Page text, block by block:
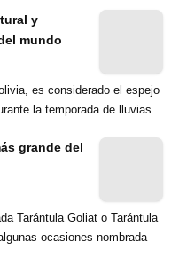
y
mundo
es considerado el espejo
la temporada de lluvias...
grande del
Tarántula Goliat o Tarántula
ocasiones nombrada